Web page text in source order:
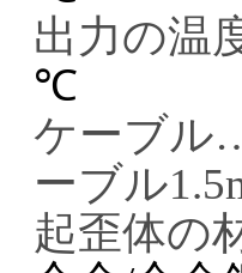
出力の温
℃
ケーブル
ーブル
起歪体の